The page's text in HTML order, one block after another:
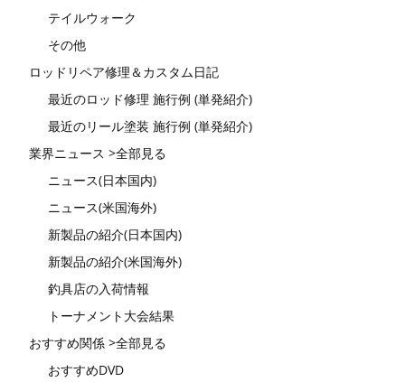
テイルウォーク
その他
ロッドリペア修理＆カスタム日記
最近のロッド修理 施行例 (単発紹介)
最近のリール塗装 施行例 (単発紹介)
業界ニュース >全部見る
ニュース(日本国内)
ニュース(米国海外)
新製品の紹介(日本国内)
新製品の紹介(米国海外)
釣具店の入荷情報
トーナメント大会結果
おすすめ関係 >全部見る
おすすめDVD